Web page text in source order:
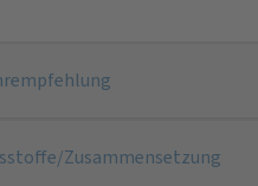
Zusammensetzung